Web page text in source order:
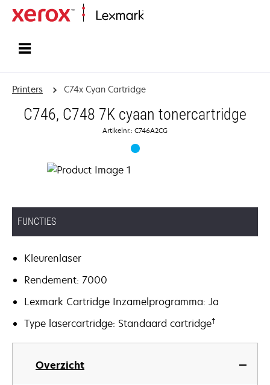
Printers C74x Cyan Cartridge
C746, C748 7K cyaan tonercartridge
Artikelnr.: C746A2CG
FUNCTIES
Kleurenlaser
Rendement: 7000
Lexmark Cartridge Inzamelprogramma: Ja
Type lasercartridge: Standaard cartridge†
Overzicht